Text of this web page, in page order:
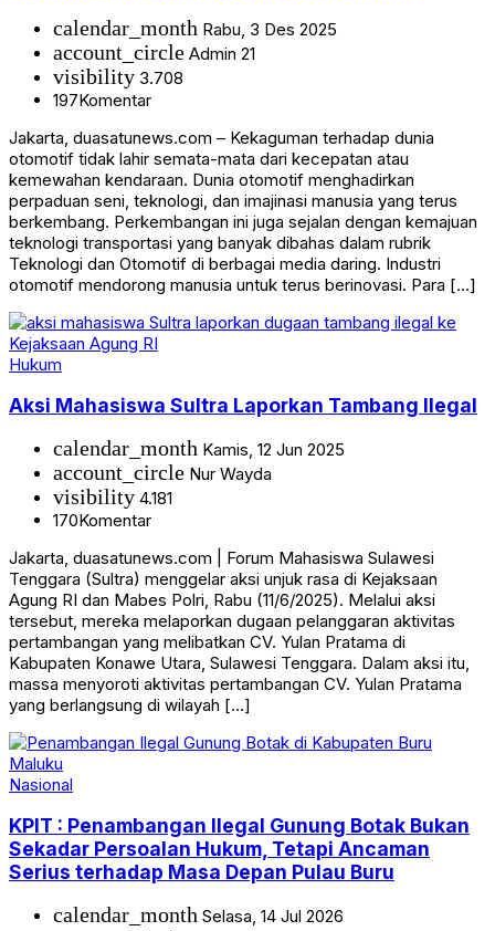
calendar_month Rabu, 3 Des 2025
account_circle Admin 21
visibility 3.708
197Komentar
Jakarta, duasatunews.com – Kekaguman terhadap dunia
otomotif tidak lahir semata-mata dari kecepatan atau
kemewahan kendaraan. Dunia otomotif menghadirkan
perpaduan seni, teknologi, dan imajinasi manusia yang terus
berkembang. Perkembangan ini juga sejalan dengan kemajuan
teknologi transportasi yang banyak dibahas dalam rubrik
Teknologi dan Otomotif di berbagai media daring. Industri
otomotif mendorong manusia untuk terus berinovasi. Para […]
Hukum
Aksi Mahasiswa Sultra Laporkan Tambang Ilegal
calendar_month Kamis, 12 Jun 2025
account_circle Nur Wayda
visibility 4.181
170Komentar
Jakarta, duasatunews.com | Forum Mahasiswa Sulawesi
Tenggara (Sultra) menggelar aksi unjuk rasa di Kejaksaan
Agung RI dan Mabes Polri, Rabu (11/6/2025). Melalui aksi
tersebut, mereka melaporkan dugaan pelanggaran aktivitas
pertambangan yang melibatkan CV. Yulan Pratama di
Kabupaten Konawe Utara, Sulawesi Tenggara. Dalam aksi itu,
massa menyoroti aktivitas pertambangan CV. Yulan Pratama
yang berlangsung di wilayah […]
Nasional
KPIT : Penambangan Ilegal Gunung Botak Bukan
Sekadar Persoalan Hukum, Tetapi Ancaman
Serius terhadap Masa Depan Pulau Buru
calendar_month Selasa, 14 Jul 2026